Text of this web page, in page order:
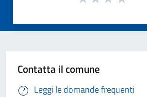
Contatta il comune
Leggi le domande frequenti